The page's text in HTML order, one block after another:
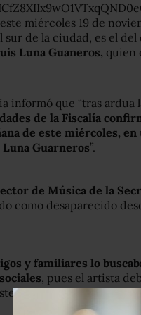
miércoles 19 de
sur de la ciudad, es el del
Luna Guaneros, quien
informó que “tras ardua
de la Fiscalía
de este miércoles,
Guarneros”.
de Música de la
como desaparecido
y familiares lo
, pues el artista
varias reuniones